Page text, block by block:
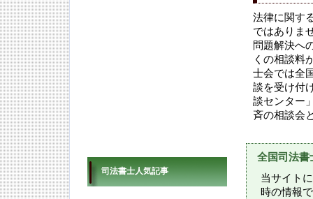
法律に関す
ではありま
問題解決へ
くの相談料
士会では全
談を受け付
談センター
斉の相談会
全国司法書
当サイト
時の情報
司法書士人気記事